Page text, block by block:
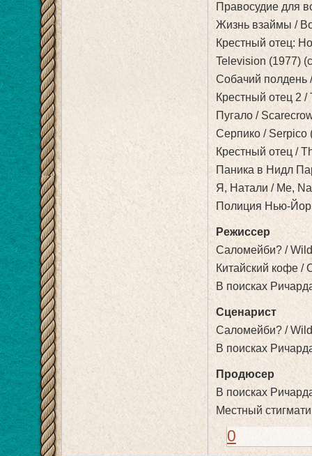
Правосудие для
Жизнь взаймы /
Крестный отец:
Television (1977)
Собачий полдень
Крестный отец 2
Пугало /
Серпико / Serpico
Крестный отец /
Паника в Нидл
Я, Натали / Me,
Полиция Нью-
Режиссер
Саломейби? /
Китайский кофе /
В поисках
Сценарист
Саломейби? /
В поисках
Продюсер
В поисках
Местный
0